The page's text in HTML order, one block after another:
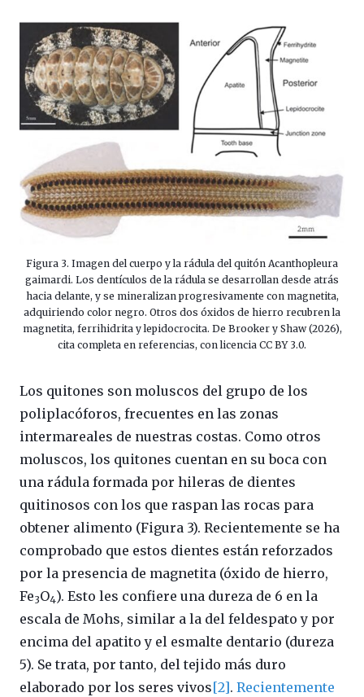
Figura 3. Imagen del cuerpo y la rádula del quitón Acanthopleura
gaimardi. Los dentículos de la rádula se desarrollan desde atrás
hacia delante, y se mineralizan progresivamente con magnetita,
adquiriendo color negro. Otros dos óxidos de hierro recubren la
magnetita, ferrihidrita y lepidocrocita. De Brooker y Shaw (2026),
cita completa en referencias, con licencia CC BY 3.0.
Los quitones son moluscos del grupo de los
poliplacóforos, frecuentes en las zonas
intermareales de nuestras costas. Como otros
moluscos, los quitones cuentan en su boca con
una rádula formada por hileras de dientes
quitinosos con los que raspan las rocas para
obtener alimento (Figura 3). Recientemente se ha
comprobado que estos dientes están reforzados
por la presencia de magnetita (óxido de hierro,
Fe3O4). Esto les confiere una dureza de 6 en la
escala de Mohs, similar a la del feldespato y por
encima del apatito y el esmalte dentario (dureza
5). Se trata, por tanto, del tejido más duro
elaborado por los seres vivos[2]. Recientemente